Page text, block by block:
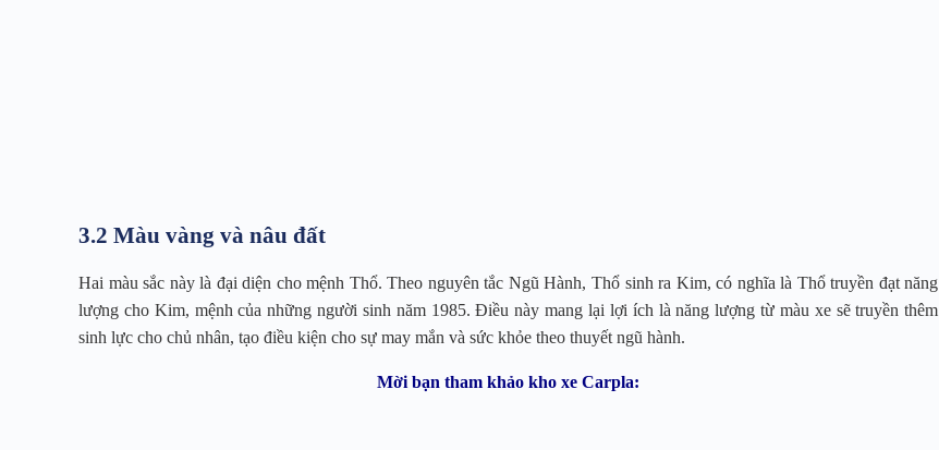
3.2 Màu vàng và nâu đất
Hai màu sắc này là đại diện cho mệnh Thổ. Theo nguyên tắc Ngũ Hành, Thổ sinh ra Kim, có nghĩa là Thổ truyền đạt năng
lượng cho Kim, mệnh của những người sinh năm 1985. Điều này mang lại lợi ích là năng lượng từ màu xe sẽ truyền thêm
sinh lực cho chủ nhân, tạo điều kiện cho sự may mắn và sức khỏe theo thuyết ngũ hành.
Mời bạn tham khảo kho xe Carpla: